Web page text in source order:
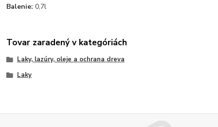
Balenie: 0,7l
Tovar zaradený v kategóriách
Laky, lazúry, oleje a ochrana dreva
Laky